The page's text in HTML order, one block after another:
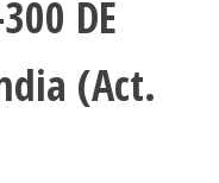
DE
(Act.